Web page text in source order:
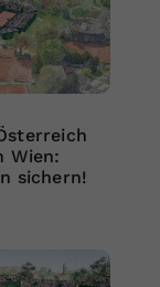
Wien:
sichern!